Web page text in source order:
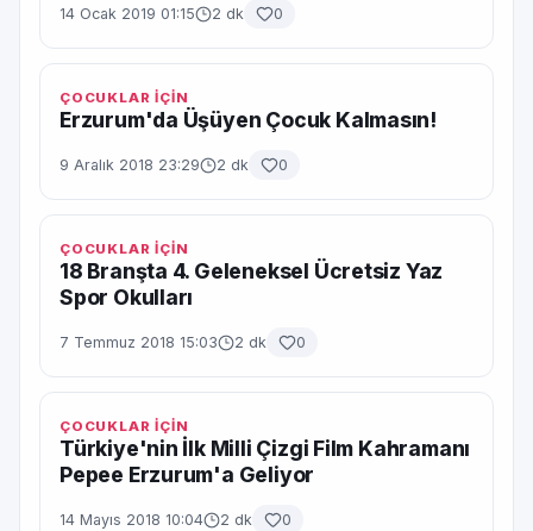
14 Ocak 2019 01:15 2 dk 0
ÇOCUKLAR İÇİN
Erzurum'da Üşüyen Çocuk Kalmasın!
9 Aralık 2018 23:29 2 dk 0
ÇOCUKLAR İÇİN
18 Branşta 4. Geleneksel Ücretsiz Yaz
Spor Okulları
7 Temmuz 2018 15:03 2 dk 0
ÇOCUKLAR İÇİN
Türkiye'nin İlk Milli Çizgi Film Kahramanı
Pepee Erzurum'a Geliyor
14 Mayıs 2018 10:04 2 dk 0